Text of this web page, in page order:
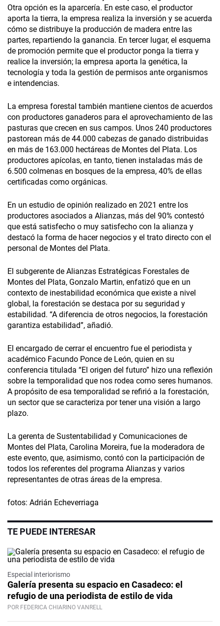
Otra opción es la aparcería. En este caso, el productor
aporta la tierra, la empresa realiza la inversión y se acuerda
cómo se distribuye la producción de madera entre las
partes, repartiendo la ganancia. En tercer lugar, el esquema
de promoción permite que el productor ponga la tierra y
realice la inversión; la empresa aporta la genética, la
tecnología y toda la gestión de permisos ante organismos
e intendencias.
La empresa forestal también mantiene cientos de acuerdos
con productores ganaderos para el aprovechamiento de las
pasturas que crecen en sus campos. Unos 240 productores
pastorean más de 44.000 cabezas de ganado distribuidas
en más de 163.000 hectáreas de Montes del Plata. Los
productores apícolas, en tanto, tienen instaladas más de
6.500 colmenas en bosques de la empresa, 40% de ellas
certificadas como orgánicas.
En un estudio de opinión realizado en 2021 entre los
productores asociados a Alianzas, más del 90% contestó
que está satisfecho o muy satisfecho con la alianza y
destacó la forma de hacer negocios y el trato directo con el
personal de Montes del Plata.
El subgerente de Alianzas Estratégicas Forestales de
Montes del Plata, Gonzalo Martin, enfatizó que en un
contexto de inestabilidad económica que existe a nivel
global, la forestación se destaca por su seguridad y
estabilidad. “A diferencia de otros negocios, la forestación
garantiza estabilidad”, añadió.
El encargado de cerrar el encuentro fue el periodista y
académico Facundo Ponce de León, quien en su
conferencia titulada “El origen del futuro” hizo una reflexión
sobre la temporalidad que nos rodea como seres humanos.
A propósito de esa temporalidad se refirió a la forestación,
un sector que se caracteriza por tener una visión a largo
plazo.
La gerenta de Sustentabilidad y Comunicaciones de
Montes del Plata, Carolina Moreira, fue la moderadora de
este evento, que, asimismo, contó con la participación de
todos los referentes del programa Alianzas y varios
representantes de otras áreas de la empresa.
fotos: Adrián Echeverriaga
TE PUEDE INTERESAR
Especial interiorismo
Galería presenta su espacio en Casadeco: el
refugio de una periodista de estilo de vida
POR FEDERICA CHIARINO VANRELL